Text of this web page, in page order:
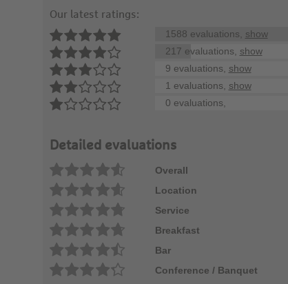
Our latest ratings:
1588 evaluations, show
217 evaluations, show
9 evaluations, show
1 evaluations, show
0 evaluations,
Detailed evaluations
Overall
Location
Service
Breakfast
Bar
Conference / Banquet